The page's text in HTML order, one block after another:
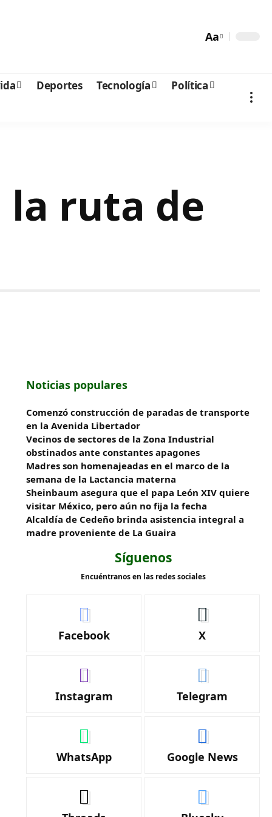
Aa
Deportes Tecnología
Política
ruta de
Noticias populares
​Comenzó construcción de paradas de transporte
en la Avenida Libertador
Vecinos de sectores de la Zona Industrial
obstinados ante constantes apagones
Madres son homenajeadas en el marco de la
semana de la Lactancia materna
Sheinbaum asegura que el papa León XIV quiere
visitar México, pero aún no fija la fecha
Alcaldía de Cedeño brinda asistencia integral a
madre proveniente de La Guaira
Síguenos
Encuéntranos en las redes sociales
Facebook X
Instagram Telegram
WhatsApp Google News